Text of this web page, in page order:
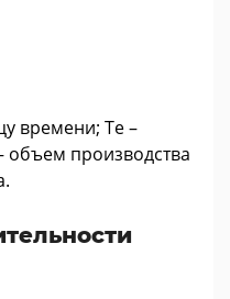
времени; Те –
объем производства